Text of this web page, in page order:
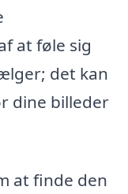
at føle sig
det kan
dine billeder
at finde den